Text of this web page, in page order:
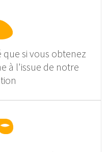
si vous obtenez
à l'issue de notre